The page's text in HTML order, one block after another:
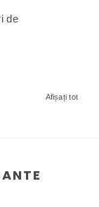
de
Afișați tot